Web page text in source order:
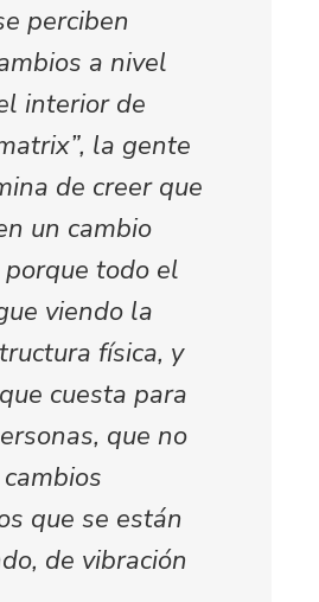
perciben
a nivel
interior de
la gente
de creer que
un cambio
todo el
viendo la
física, y
cuesta para
que no
que se están
de vibración